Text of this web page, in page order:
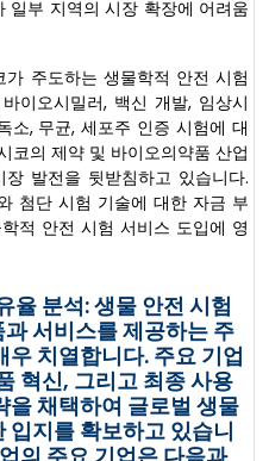
일부 지역의 시장 확장에 어려움
주도하는 생물학적 안전 시험
이오시밀러, 백신 개발, 임상시
소, 무균, 세포주 인증 시험에 대
코의 제약 및 바이오의약품 산업
발전을 뒷받침하고 있습니다.
첨단 시험 기술에 대한 자금 부
적 안전 시험 서비스 도입에 영
율 분석: 생물 안전 시험
서비스를 제공하는 주
치열합니다. 주요 기업
혁신, 그리고 최종 사용
을 채택하여 글로벌 생물
입지를 확보하고 있습니